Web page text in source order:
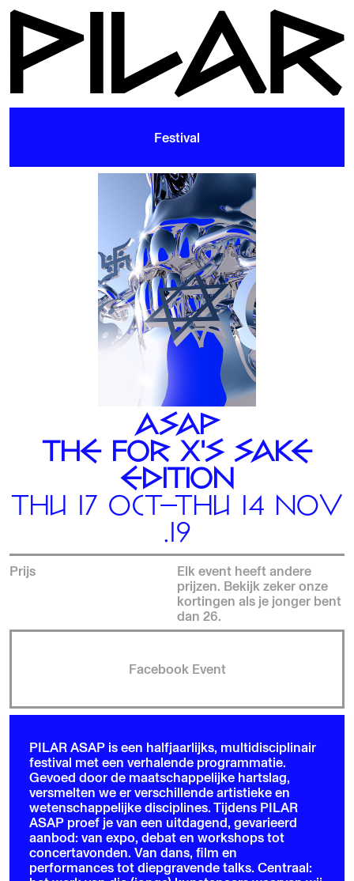
Festival
ASAP
THE FOR X'S SAKE
EDITION
THU 17 OCT—THU 14 NOV
.19
Prijs
Elk event heeft andere
prijzen. Bekijk zeker onze
kortingen als je jonger bent
dan 26.
Facebook Event
PILAR ASAP is een halfjaarlijks, multidisciplinair
festival met een verhalende programmatie.
Gevoed door de maatschappelijke hartslag,
versmelten we er verschillende artistieke en
wetenschappelijke disciplines. Tijdens PILAR
ASAP proef je van een uitdagend, gevarieerd
aanbod: van expo, debat en workshops tot
concertavonden. Van dans, film en
performances tot diepgravende talks. Centraal: